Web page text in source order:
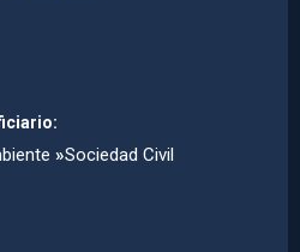
»Sociedad Civil